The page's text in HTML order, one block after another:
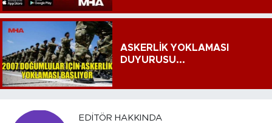
ASKERLİK YOKLAMASI
DUYURUSU...
EDITÖR HAKKINDA